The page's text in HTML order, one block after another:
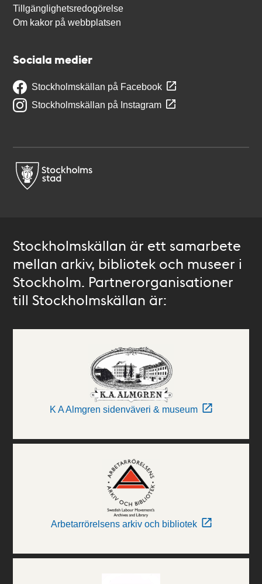
Tillgänglighetsredogörelse
Om kakor på webbplatsen
Sociala medier
Stockholmskällan på Facebook
Stockholmskällan på Instagram
Stockholmskällan är ett samarbete
mellan arkiv, bibliotek och museer i
Stockholm. Partnerorganisationer
till Stockholmskällan är:
K A Almgren sidenväveri & museum
Arbetarrörelsens arkiv och bibliotek